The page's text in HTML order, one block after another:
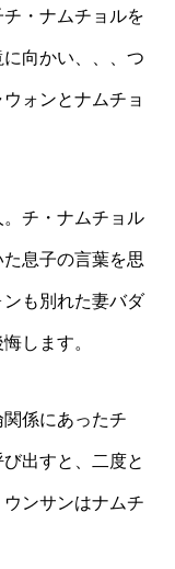
・ナムチョルを
向かい、、、つ
ォンとナムチョ
チ・ナムチョル
息子の言葉を思
も別れた妻バダ
します。
係にあったチ
出すと、二度と
ンサンはナムチ